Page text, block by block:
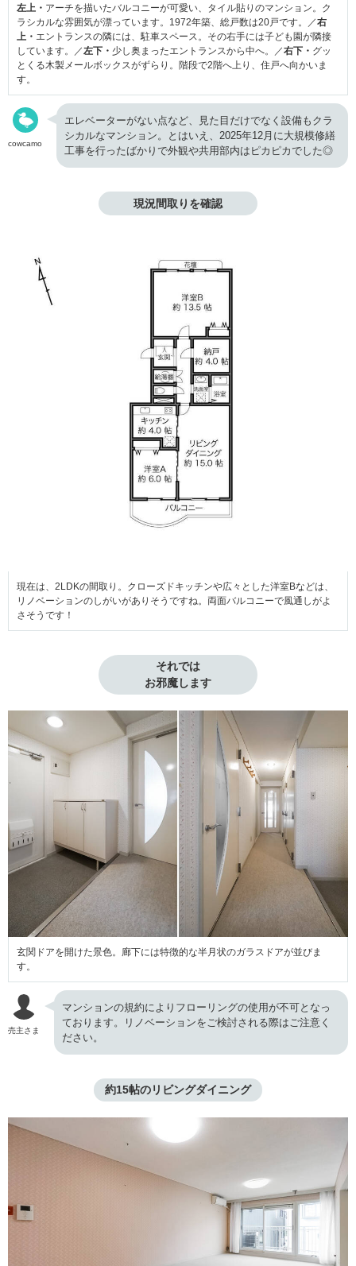
左上・ アーチを描いたバルコニーが可愛い、タイル貼りのマンション。ク
ラシカルな雰囲気が漂っています。1972年築、総戸数は20戸です。／右
上・ エントランスの隣には、駐車スペース。その右手には子ども園が隣接
しています。／左下・ 少し奥まったエントランスから中へ。／右下・ グッ
とくる木製メールボックスがずらり。階段で2階へ上り、住戸へ向かいま
す。
cowcamo
エレベーターがない点など、見た目だけでなく設備もクラ
シカルなマンション。とはいえ、2025年12月に大規模修繕
工事を行ったばかりで外観や共用部内はピカピカでした◎
現況間取りを確認
現在は、2LDKの間取り。クローズドキッチンや広々とした洋室Bなどは、
リノベーションのしがいがありそうですね。両面バルコニーで風通しがよ
さそうです！
それでは
お邪魔します
玄関ドアを開けた景色。廊下には特徴的な半月状のガラスドアが並びま
す。
売主さま
マンションの規約によりフローリングの使用が不可となっ
ております。リノベーションをご検討される際はご注意く
ださい。
約15帖のリビングダイニング